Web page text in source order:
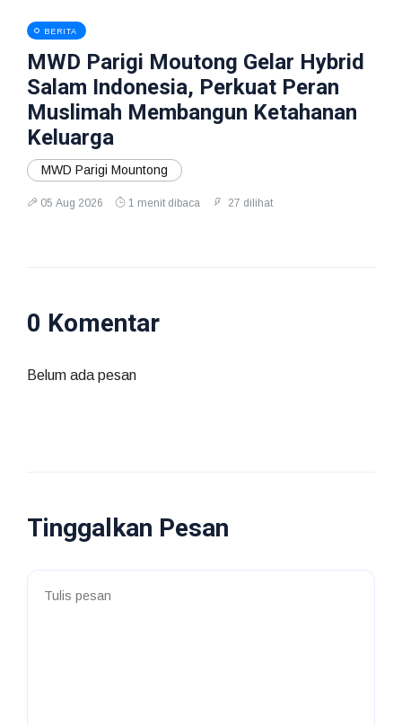
BERITA
MWD Parigi Moutong Gelar Hybrid
Salam Indonesia, Perkuat Peran
Muslimah Membangun Ketahanan
Keluarga
MWD Parigi Mountong
05 Aug 2026 1 menit dibaca 27 dilihat
0 Komentar
Belum ada pesan
Tinggalkan Pesan